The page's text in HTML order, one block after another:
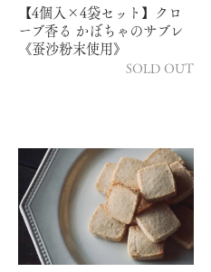
【4個入×4袋セット】クロ
ーブ香る かぼちゃのサブレ
《蚕沙粉末使用》
SOLD OUT